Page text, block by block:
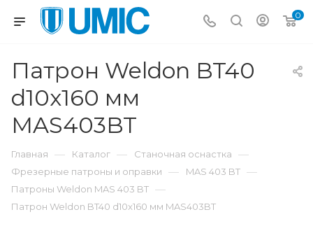
0
Патрон Weldon BT40
d10x160 мм
MAS403BT
Главная — Каталог — Станочная оснастка —
Фрезерные патроны и оправки — MAS 403 BT —
Патроны Weldon MAS 403 BT —
Патрон Weldon BT40 d10x160 мм MAS403BT